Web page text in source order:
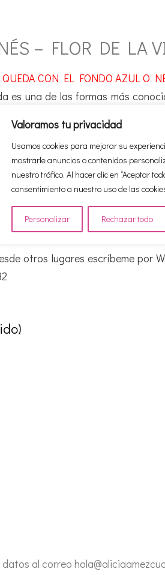
Valoramos tu privacidad
Usamos cookies para mejorar su
mostrarle anuncios o contenidos
nuestro tráfico. Al hacer clic en “Aceptar
consentimiento a nuestro uso de las
Personalizar Rechazar todo
– FLOR DE LA
QUEDA CON EL FONDO AZUL O
es una de las formas más
Este símbolo sagrado está
diámetro superpuestos y
uniforme simulando los
producto y su uso aquí >>
los gastos de envío dentro
tu pedido en 1 ó 2 días. Si
3 ó 4 días
otros lugares escríbeme por
al correo